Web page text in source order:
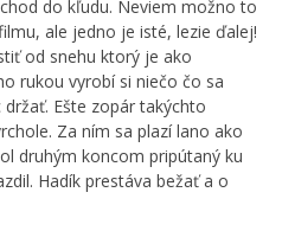
do kľudu. Neviem možno to
ale jedno je isté, lezie ďalej!
od snehu ktorý je ako
rukou vyrobí si niečo čo sa
Ešte zopár takýchto
Za ním sa plazí lano ako
druhým koncom pripútaný ku
Hadík prestáva bežať a o